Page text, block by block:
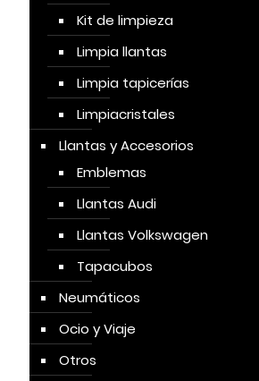
Kit de limpieza
Limpia llantas
Limpia tapicerías
Limpiacristales
Llantas y Accesorios
Emblemas
Llantas Audi
Llantas Volkswagen
Tapacubos
Neumáticos
Ocio y Viaje
Otros